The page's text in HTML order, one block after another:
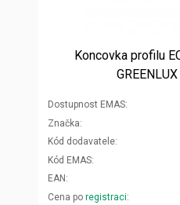
Koncovka profilu
Dostupnost EMAS
Značka
Kód dodavatele
Kód EMAS
EAN
Cena po registraci